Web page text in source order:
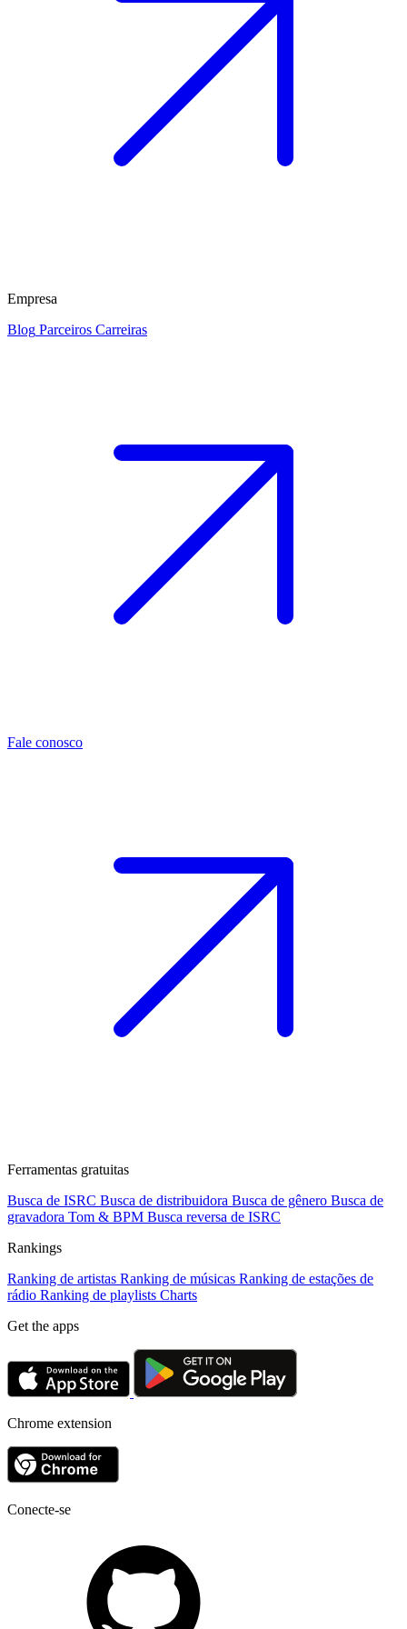
Empresa
Blog Parceiros Carreiras
Fale conosco
Ferramentas gratuitas
Busca de ISRC Busca de distribuidora Busca de gênero Busca de
gravadora Tom & BPM Busca reversa de ISRC
Rankings
Ranking de artistas Ranking de músicas Ranking de estações de
rádio Ranking de playlists Charts
Get the apps
Chrome extension
Conecte-se